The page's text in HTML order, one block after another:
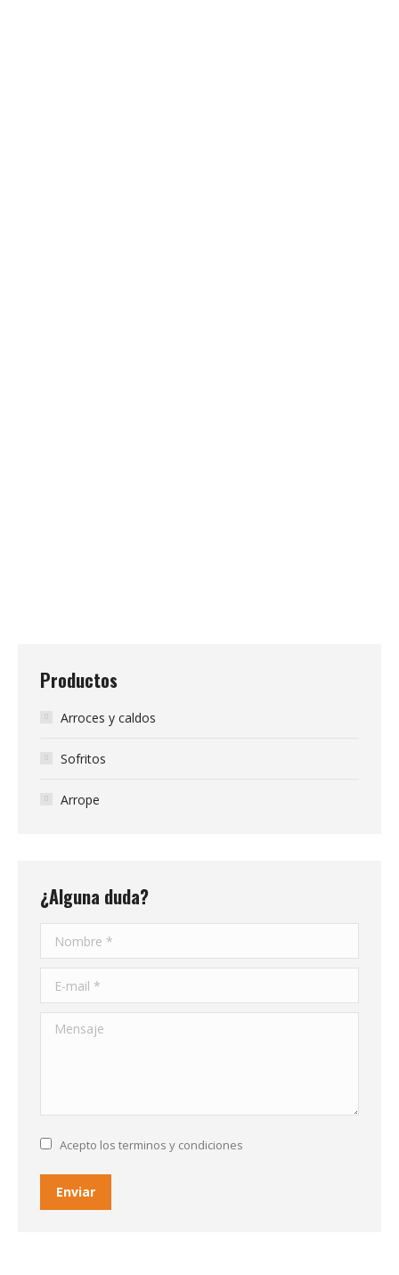
Productos
Arroces y caldos
Sofritos
Arrope
¿Alguna duda?
Nombre *
E-mail *
Mensaje
Acepto los terminos y condiciones
Enviar